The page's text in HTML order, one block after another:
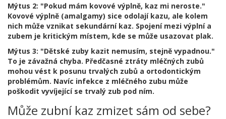
Mýtus 2: "Pokud mám kovové výplně, kaz mi neroste."
Kovové výplně (amalgamy) sice odolají kazu, ale kolem
nich může vznikat sekundární kaz. Spojení mezi výplní a
zubem je kritickým místem, kde se může usazovat plak.
Mýtus 3: "Dětské zuby kazit nemusím, stejně vypadnou."
To je závažná chyba. Předčasné ztráty mléčných zubů
mohou vést k posunu trvalých zubů a ortodontickým
problémům. Navíc infekce z mléčného zubu může
poškodit vyvíjející se trvalý zub pod ním.
Může zubní kaz zmizet sám od sebe?